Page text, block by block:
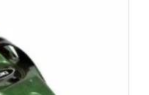
en option.